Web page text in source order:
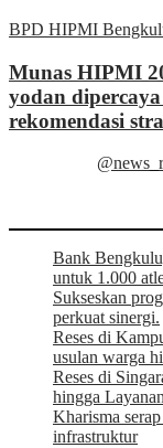
BPD HIPMI
Munas HIPMI
yodan
rekomendasi
Bank
untuk 1.000
Sukseskan
perkuat sinergi.
Reses di
usulan warga
Reses di
hingga
Kharisma
infrastruktur